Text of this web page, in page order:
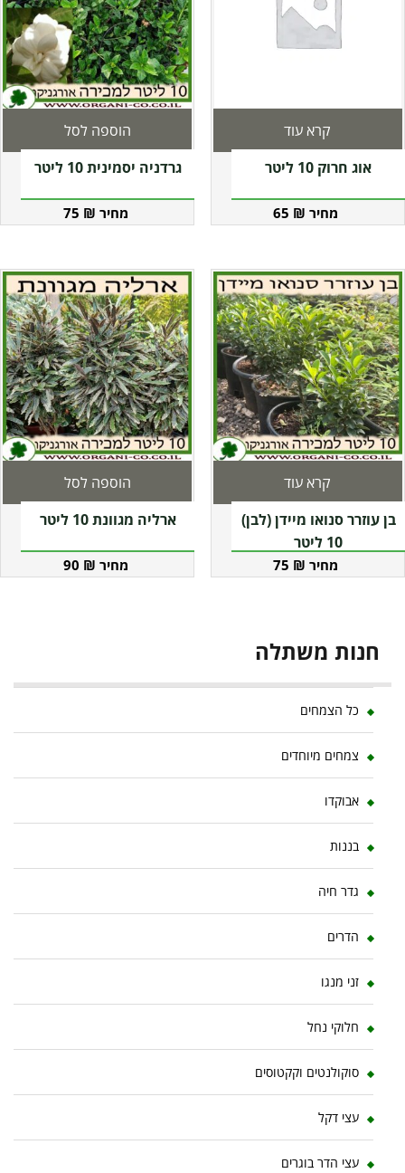
אוג חרוק 10 ליטר
65 ₪
קרא עוד
גרדניה יסמינית 10 ליטר
75 ₪
הוספה לסל
בן עוזרר סנואו מיידן (לבן)
10 ליטר
75 ₪
קרא עוד
ארליה מגוונת 10 ליטר
90 ₪
הוספה לסל
חנות משתלה
כל הצמחים
צמחים מיוחדים
אבוקדו
בננות
גדר חיה
הדרים
זני מנגו
חלוקי נחל
סוקולנטים וקקטוסים
עצי דקל
עצי הדר בוגרים